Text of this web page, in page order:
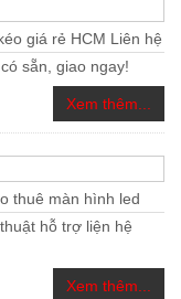
giá rẻ HCM Liên hệ
sẵn, giao ngay!
Xem thêm...
thuê màn hình led
hỗ trợ liện hệ
Xem thêm...